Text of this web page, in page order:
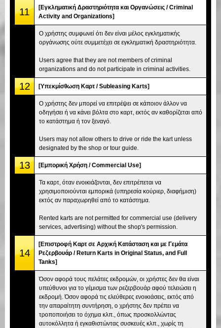
11
[Εγκληματική Δραστηριότητα και Οργανώσεις / Criminal
Activity and Organizations]
Ο χρήστης συμφωνεί ότι δεν είναι μέλος εγκληματικής
οργάνωσης ούτε συμμετέχει σε εγκληματική δραστηριότητα.
Users agree that they are not members of criminal
organizations and do not participate in criminal activities.
12 [Υπεκμίσθωση Καρτ / Subleasing Karts]
Ο χρήστης δεν μπορεί να επιτρέψει σε κάποιον άλλον να
οδηγήσει ή να κάνει βόλτα στο καρτ, εκτός αν καθορίζεται από
το κατάστημα ή τον ξεναγό.
Users may not allow others to drive or ride the kart unless
designated by the shop or tour guide.
13 [Εμπορική Χρήση / Commercial Use]
Τα καρτ, όταν ενοικιάζονται, δεν επιτρέπεται να
χρησιμοποιούνται εμπορικά (υπηρεσία κούριερ, διαφήμιση)
εκτός αν παραχωρηθεί από το κατάστημα.
Rented karts are not permitted for commercial use (delivery
services, advertising) without the shop's permission.
14
[Επιστροφή Καρτ σε Αρχική Κατάσταση και με Γεμάτα
Ρεζερβουάρ / Return Karts in Original Status, and Full
Tanks]
Όσον αφορά τους πελάτες εκδρομών, οι χρήστες δεν θα είναι
υπεύθυνοι για το γέμισμα των ρεζερβουάρ αφού τελειώσει η
εκδρομή. Όσον αφορά τις ελεύθερες ενοικιάσεις, εκτός από
την απαραίτητη συντήρηση, ο χρήστης δεν πρέπει να
τροποποιήσει το όχημα κλπ., όπως προσκολλώντας
αυτοκόλλητα ή εγκαθιστώντας συσκευές κλπ., χωρίς τη